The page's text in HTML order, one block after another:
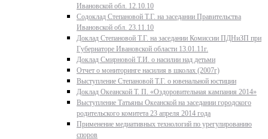
Ивановской обл. 12.10.10
Содоклад Степановой Т.Г. на заседании Правительства
Ивановской обл. 23.11.10
Доклад Степановой Т.Г. на заседании Комиссии ПДНиЗП при
Губернаторе Ивановской области 13.01.11г.
Доклад Смирновой Т.И. о насилии над детьми
Отчет о мониторинге насилия в школах (2007г)
Выступление Степановой Т.Г. о ювенальной юстиции
Доклад Океанской Т. П. «Оздоровительная кампания 2014»
Выступление Татьяны Океанской на заседании городского
родительского комитета 23 апреля 2014 года
Применение медиативных технологий по урегулированию
споров